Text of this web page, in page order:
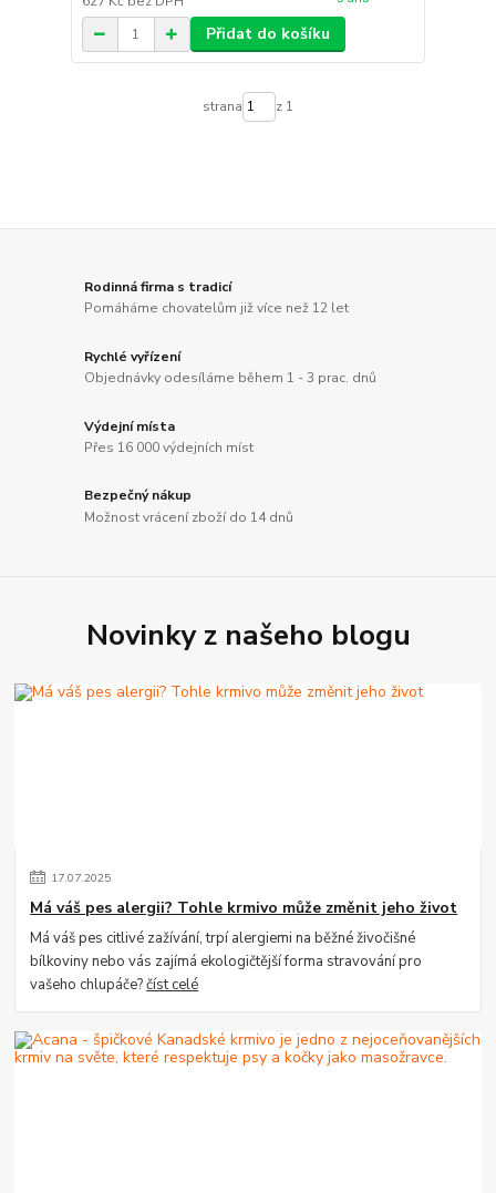
Přidat do košíku
strana z 1
Rodinná firma s tradicí
Pomáháme chovatelům již více než 12 let
Rychlé vyřízení
Objednávky odesíláme během 1 - 3 prac. dnů
Výdejní místa
Přes 16 000 výdejních míst
Bezpečný nákup
Možnost vrácení zboží do 14 dnů
Novinky z našeho blogu
17.07.2025
Má váš pes alergii? Tohle krmivo může změnit jeho život
Má váš pes citlivé zažívání, trpí alergiemi na běžné živočišné
bílkoviny nebo vás zajímá ekologičtější forma stravování pro
vašeho chlupáče?číst celé